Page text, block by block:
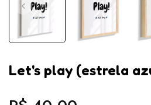
Let's play (estrela
Preço